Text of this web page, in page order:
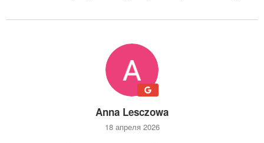
Anna Lesczowa
18 апреля 2026